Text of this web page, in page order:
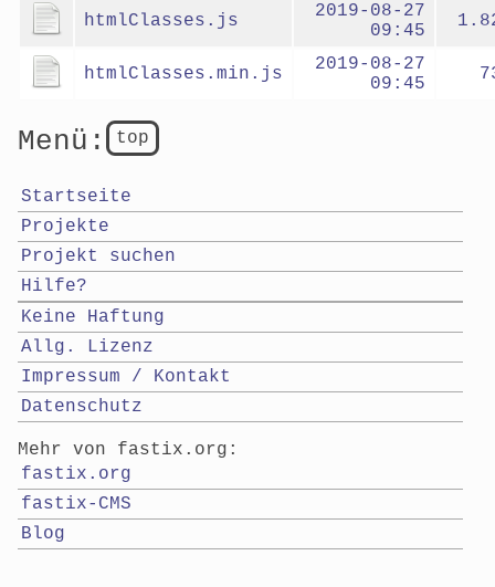
htmlClasses.js
2019-08-27
09:45
htmlClasses.min.js
2019-08-27
09:45
top
Menü:
Startseite
Projekte
Projekt suchen
Hilfe?
Keine Haftung
Allg. Lizenz
Impressum / Kontakt
Datenschutz
Mehr von fastix.org:
fastix.org
fastix-CMS
Blog